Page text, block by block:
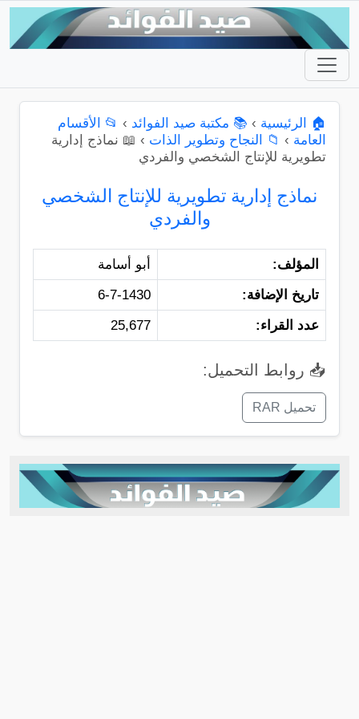
🏠 الرئيسية › 📚 مكتبة صيد الفوائد › 📂 الأقسام
العامة › 📁 النجاح وتطوير الذات › 📖 نماذج إدارية
تطويرية للإنتاج الشخصي والفردي
نماذج إدارية تطويرية للإنتاج الشخصي
والفردي
المؤلف:
أبو أسامة
تاريخ الإضافة:
6-7-1430
عدد القراء:
25,677
📥 روابط التحميل:
تحميل RAR